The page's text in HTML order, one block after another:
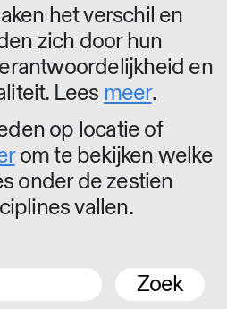
het verschil en
zich door hun
en
Lees meer.
op locatie of
om te bekijken welke
onder de zestien
vallen.
Zoek